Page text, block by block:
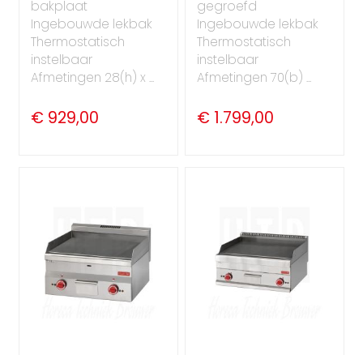
bakplaat
Ingebouwde lekbak
Thermostatisch
instelbaar
Afmetingen 28(h) x ...
€ 929,00
gegroefd
Ingebouwde lekbak
Thermostatisch
instelbaar
Afmetingen 70(b) ...
€ 1.799,00